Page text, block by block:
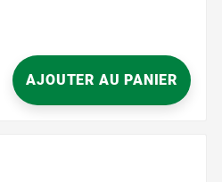
Capacité
AJOUTER AU PANIER